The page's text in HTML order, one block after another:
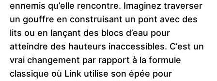
ennemis qu’elle rencontre. Imaginez traverser
un gouffre en construisant un pont avec des
lits ou en lançant des blocs d’eau pour
atteindre des hauteurs inaccessibles. C’est un
vrai changement par rapport à la formule
classique où Link utilise son épée pour